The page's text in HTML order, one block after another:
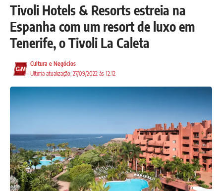
Tivoli Hotels & Resorts estreia na
Espanha com um resort de luxo em
Tenerife, o Tivoli La Caleta
Ultima atualização: 27/09/2022 às 12:12
Cultura e Negócios